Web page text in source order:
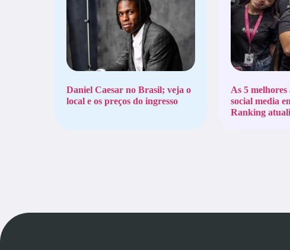
Daniel Caesar no Brasil; veja o
local e os preços do ingresso
As 5 melhores
social media
Ranking